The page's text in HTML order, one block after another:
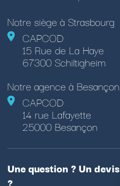
Notre siège à Strasbourg
CAPCOD
15 Rue de La Haye
67300 Schiltigheim
Notre agence à Besançon
CAPCOD
14 rue Lafayette
25000 Besançon
Une question ? Un devis
?